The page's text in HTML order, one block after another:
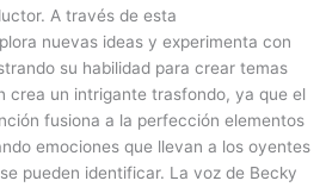
A través de esta
nuevas ideas y experimenta con
su habilidad para crear temas
crea un intrigante trasfondo, ya que el
fusiona a la perfección elementos
emociones que llevan a los oyentes
pueden identificar. La voz de Becky